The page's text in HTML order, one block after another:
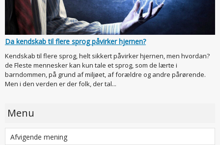
Da kendskab til flere sprog påvirker hjernen?
Kendskab til flere sprog, helt sikkert påvirker hjernen, men hvordan?
de Fleste mennesker kan kun tale et sprog, som de lærte i
barndommen, på grund af miljøet, af forældre og andre pårørende.
Men i den verden er der folk, der tal...
Menu
Afvigende mening